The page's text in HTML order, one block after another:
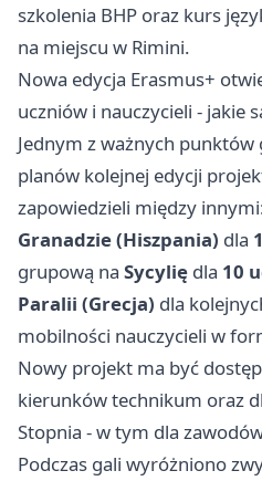
szkolenia BHP oraz kurs
na miejscu w Rimini.
Nowa edycja Erasmus+
uczniów i nauczycieli - jakie
Jednym z ważnych punktów
planów kolejnej edycji
zapowiedzieli między
Granadzie (Hiszpania) dla
grupową na Sycylię dla 10
Paralii (Grecja) dla
mobilności nauczycieli w
Nowy projekt ma być
kierunków technikum oraz
Stopnia - w tym dla
Podczas gali wyróżniono